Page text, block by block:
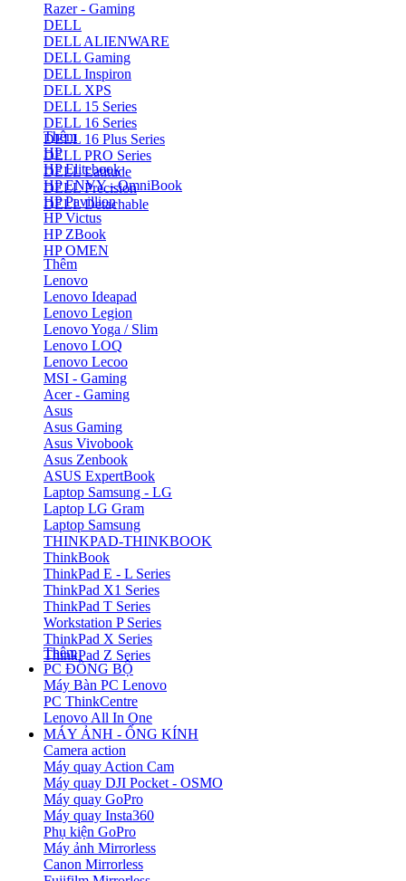
Razer - Gaming
DELL
DELL ALIENWARE
DELL Gaming
DELL Inspiron
DELL XPS
DELL 15 Series
DELL 16 Series
DELL 16 Plus Series
DELL PRO Series
DELL Latitude
DELL Precision
DELL Detachable
Thêm
HP
HP Elitebook
HP ENVY - OmniBook
HP Pavillion
HP Victus
HP ZBook
HP OMEN
Thêm
Lenovo
Lenovo Ideapad
Lenovo Legion
Lenovo Yoga / Slim
Lenovo LOQ
Lenovo Lecoo
MSI - Gaming
Acer - Gaming
Asus
Asus Gaming
Asus Vivobook
Asus Zenbook
ASUS ExpertBook
Laptop Samsung - LG
Laptop LG Gram
Laptop Samsung
THINKPAD-THINKBOOK
ThinkBook
ThinkPad E - L Series
ThinkPad X1 Series
ThinkPad T Series
Workstation P Series
ThinkPad X Series
ThinkPad Z Series
Thêm
PC ĐỒNG BỘ
Máy Bàn PC Lenovo
PC ThinkCentre
Lenovo All In One
MÁY ẢNH - ỐNG KÍNH
Camera action
Máy quay Action Cam
Máy quay DJI Pocket - OSMO
Máy quay GoPro
Máy quay Insta360
Phụ kiện GoPro
Máy ảnh Mirrorless
Canon Mirrorless